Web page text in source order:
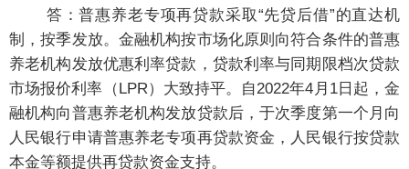
答：普惠养老专项再贷款采取“先贷后借”的直达机
制，按季发放。金融机构按市场化原则向符合条件的普惠
养老机构发放优惠利率贷款，贷款利率与同期限档次贷款
市场报价利率（LPR）大致持平。自2022年4月1日起，金
融机构向普惠养老机构发放贷款后，于次季度第一个月向
人民银行申请普惠养老专项再贷款资金，人民银行按贷款
本金等额提供再贷款资金支持。